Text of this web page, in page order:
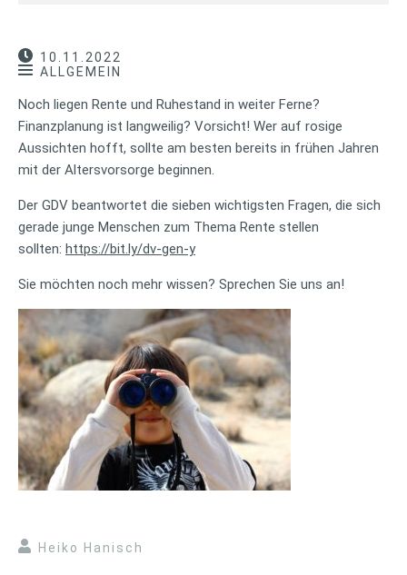
10.11.2022
ALLGEMEIN
Noch liegen Rente und Ruhestand in weiter Ferne?
Finanzplanung ist langweilig? Vorsicht! Wer auf rosige
Aussichten hofft, sollte am besten bereits in frühen Jahren
mit der Altersvorsorge beginnen.
Der GDV beantwortet die sieben wichtigsten Fragen, die sich
gerade junge Menschen zum Thema Rente stellen
sollten: https://bit.ly/dv-gen-y
Sie möchten noch mehr wissen? Sprechen Sie uns an!
Heiko Hanisch